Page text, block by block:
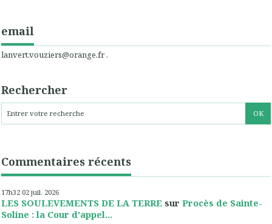
email
lanvert.vouziers@orange.fr .
Rechercher
Commentaires récents
17h32 02 juil. 2026
LES SOULEVEMENTS DE LA TERRE sur Procès de Sainte-
Soline : la Cour d'appel...